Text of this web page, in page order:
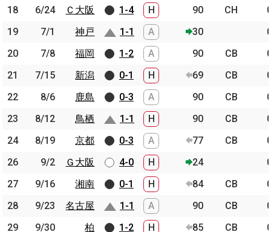
18
6/24 Ｃ大阪 1-4 H 90 CH
19
7/1 神戸 1-1 A 30
20
7/8 福岡 1-2 A 90 CB
21
7/15 新潟 0-1 H 69 CB
22
8/6 鹿島 0-3 A 90 CB
23
8/12 鳥栖 1-1 H 90 CB
24
8/19 京都 0-3 A 77 CB
26
9/2 Ｇ大阪 4-0 H 24
27
9/16 湘南 0-1 H 84 CB
28
9/23 名古屋 1-1 A 90 CB
29
9/30 柏 1-2 H 85 CB
18
6/24
Ｃ大阪
19
7/1
神戸
20
7/8
福岡
21
7/15
新潟
22
8/6
鹿島
23
8/12
鳥栖
24
8/19
京都
26
9/2
Ｇ大阪
27
9/16
湘南
28
9/23
名古屋
29
9/30
柏